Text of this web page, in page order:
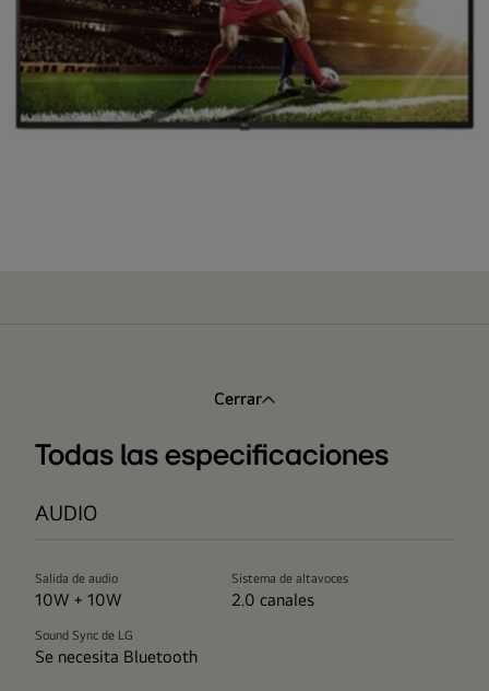
Cerrar
Todas las especificaciones
AUDIO
Salida de audio
10W + 10W
Sistema de altavoces
2.0 canales
Sound Sync de LG
Se necesita Bluetooth